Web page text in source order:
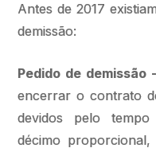
Antes de 2017
demissão:
Pedido de demissão -
encerrar o contrato
devidos pelo
décimo